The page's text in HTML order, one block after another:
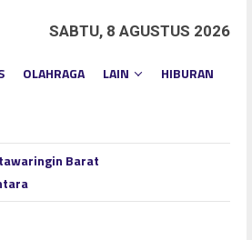
SABTU, 8 AGUSTUS 2026
OLAHRAGA LAIN HIBURAN
Barat